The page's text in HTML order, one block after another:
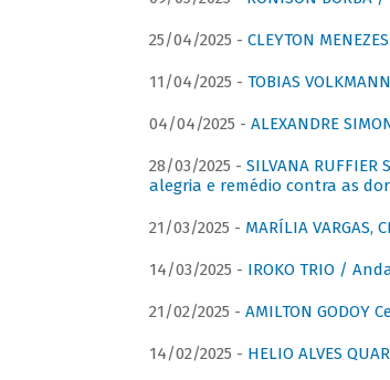
25/04/2025 - CLEYTON
11/04/2025 - TOBIAS
04/04/2025 - ALEXANDRE
28/03/2025 - SILVANA
alegria e remédio contra as
21/03/2025 - MARÍLIA VARGAS,
14/03/2025 - IROKO TRIO /
21/02/2025 - AMILTON GODOY
14/02/2025 - HELIO ALVES